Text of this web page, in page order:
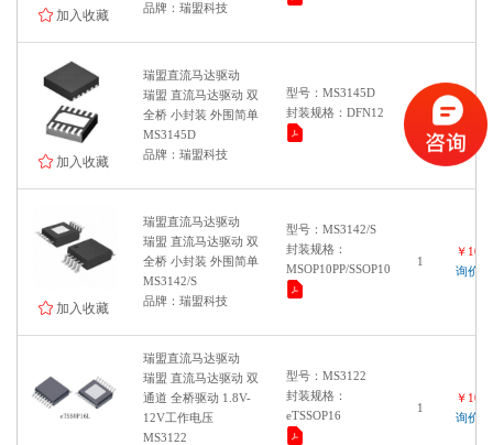
加入收藏
品牌：瑞盟科技
加入收藏
瑞盟直流马达驱动
瑞盟 直流马达驱动 双
全桥 小封装 外围简单
MS3145D
品牌：瑞盟科技
型号：MS3145D
封装规格：DFN12
￥
询价
加入收藏
瑞盟直流马达驱动
瑞盟 直流马达驱动 双
全桥 小封装 外围简单
MS3142/S
品牌：瑞盟科技
型号：MS3142/S
封装规格：
MSOP10PP/SSOP10
1
￥
询价
瑞盟直流马达驱动
瑞盟 直流马达驱动 双
通道 全桥驱动 1.8V-
12V工作电压
MS3122
型号：MS3122
封装规格：
eTSSOP16
1
￥
询价